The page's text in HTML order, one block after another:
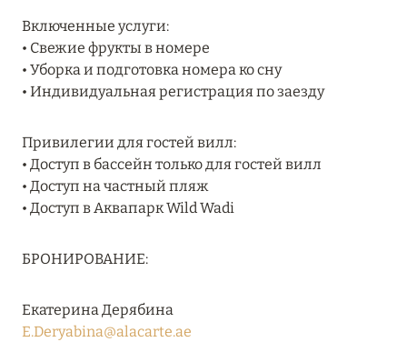
RIXOS PREMIUM SAADIYAT ISLAND ABU DHABI:
КОНЦЕПЦИЯ «ВСЁ ВКЛЮЧЕНО – ВСЁ
ЭКСКЛЮЗИВНО»
Подробнее
27 сентября 2024
HÔTEL BARRIÈRE LES NEIGES
HÔTEL BARRIÈRE LES NEIGES
Включенные услуги:
• Свежие фрукты в номере
• Уборка и подготовка номера ко сну
• Индивидуальная регистрация по заезду
Привилегии для гостей вилл:
• Доступ в бассейн только для гостей вилл
• Доступ на частный пляж
• Доступ в Аквапарк Wild Wadi
БРОНИРОВАНИЕ:
Екатерина Дерябина
E.Deryabina@alacarte.ae